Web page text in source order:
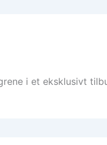
i et eksklusivt